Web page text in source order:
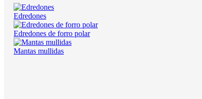
Edredones
Edredones de forro polar
Mantas mullidas